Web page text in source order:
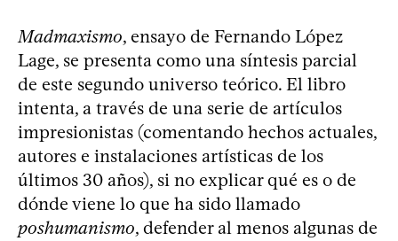
Madmaxismo, ensayo de Fernando López
Lage, se presenta como una síntesis parcial
de este segundo universo teórico. El libro
intenta, a través de una serie de artículos
impresionistas (comentando hechos actuales,
autores e instalaciones artísticas de los
últimos 30 años), si no explicar qué es o de
dónde viene lo que ha sido llamado
poshumanismo, defender al menos algunas de